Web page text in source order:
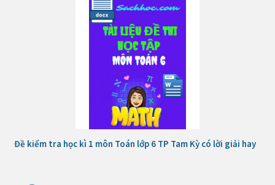
Đề kiểm tra học kì 1 môn Toán lớp 6 TP Tam Kỳ có lời giải hay